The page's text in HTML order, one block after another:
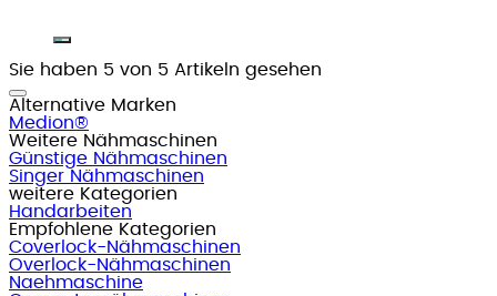
Sie haben 5 von 5 Artikeln gesehen
Alternative Marken
Medion®
Weitere Nähmaschinen
Günstige Nähmaschinen
Singer Nähmaschinen
weitere Kategorien
Handarbeiten
Empfohlene Kategorien
Coverlock-Nähmaschinen
Overlock-Nähmaschinen
Naehmaschine